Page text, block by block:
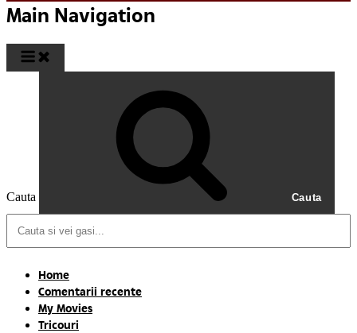
Main Navigation
Cauta Cauta
Home
Comentarii recente
My Movies
Tricouri